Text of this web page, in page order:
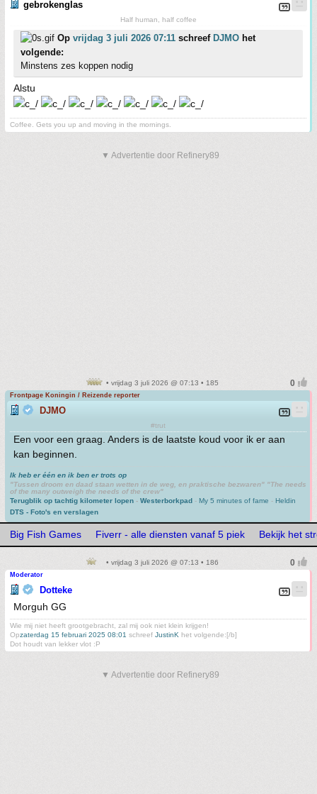
gebrokenglas
Half human, half coffee
Op vrijdag 3 juli 2026 07:11 schreef DJMO het
volgende:
Minstens zes koppen nodig
Alstu
Coffee. Gets you up and moving in the mornings.
▼ Advertentie door Refinery89
• vrijdag 3 juli 2026 @ 07:13 • 185
Frontpage Koningin / Reizende reporter
DJMO
#trut
Een voor een graag. Anders is de laatste koud voor ik er aan
kan beginnen.
Ik heb er één en ik ben er trots op
"Tussen droom en daad staan wetten in de weg, en praktische bezwaren" "The needs
of the many outweigh the needs of the crew"
Terugblik op tachtig kilometer lopen - Westerborkpad - My 5 minutes of fame - Heldin
DTS - Foto's en verslagen
Big Fish Games Fiverr - alle diensten vanaf 5 piek Bekijk het
• vrijdag 3 juli 2026 @ 07:13 • 186
Moderator
Dotteke
Morguh GG
Wie mij niet heeft grootgebracht, zal mij ook niet klein krijgen!
Opzaterdag 15 februari 2025 08:01 schreef JustinK het volgende:[/b]
Dot houdt van lekker vlot :P
▼ Advertentie door Refinery89